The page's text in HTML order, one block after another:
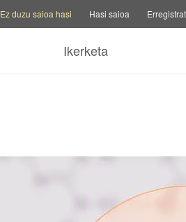
Ez duzu saioa hasi Hasi saioa
Ikerketa